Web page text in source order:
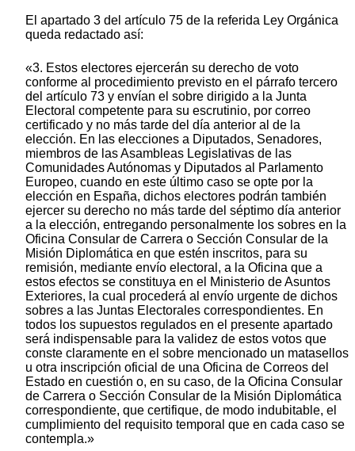
El apartado 3 del artículo 75 de la referida Ley Orgánica
queda redactado así:
«3. Estos electores ejercerán su derecho de voto
conforme al procedimiento previsto en el párrafo tercero
del artículo 73 y envían el sobre dirigido a la Junta
Electoral competente para su escrutinio, por correo
certificado y no más tarde del día anterior al de la
elección. En las elecciones a Diputados, Senadores,
miembros de las Asambleas Legislativas de las
Comunidades Autónomas y Diputados al Parlamento
Europeo, cuando en este último caso se opte por la
elección en España, dichos electores podrán también
ejercer su derecho no más tarde del séptimo día anterior
a la elección, entregando personalmente los sobres en la
Oficina Consular de Carrera o Sección Consular de la
Misión Diplomática en que estén inscritos, para su
remisión, mediante envío electoral, a la Oficina que a
estos efectos se constituya en el Ministerio de Asuntos
Exteriores, la cual procederá al envío urgente de dichos
sobres a las Juntas Electorales correspondientes. En
todos los supuestos regulados en el presente apartado
será indispensable para la validez de estos votos que
conste claramente en el sobre mencionado un matasellos
u otra inscripción oficial de una Oficina de Correos del
Estado en cuestión o, en su caso, de la Oficina Consular
de Carrera o Sección Consular de la Misión Diplomática
correspondiente, que certifique, de modo indubitable, el
cumplimiento del requisito temporal que en cada caso se
contempla.»